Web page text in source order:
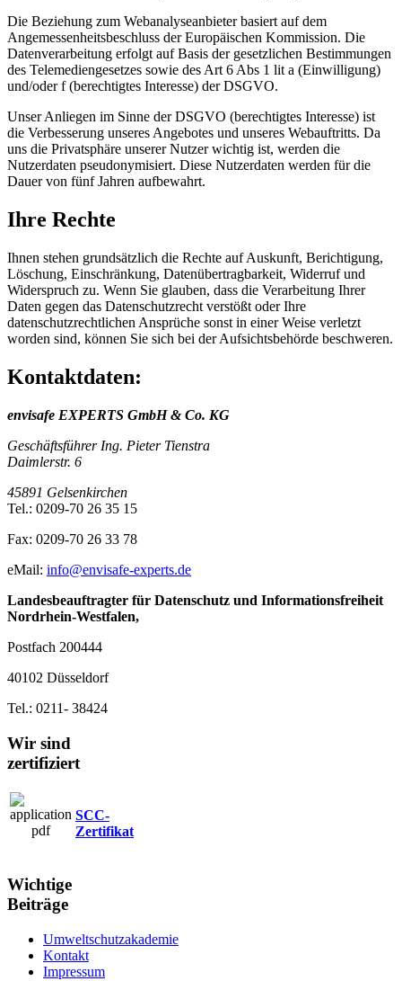
Die Beziehung zum Webanalyseanbieter basiert auf dem
Angemessenheitsbeschluss der Europäischen Kommission. Die
Datenverarbeitung erfolgt auf Basis der gesetzlichen Bestimmungen
des Telemediengesetzes sowie des Art 6 Abs 1 lit a (Einwilligung)
und/oder f (berechtigtes Interesse) der DSGVO.
Unser Anliegen im Sinne der DSGVO (berechtigtes Interesse) ist
die Verbesserung unseres Angebotes und unseres Webauftritts. Da
uns die Privatsphäre unserer Nutzer wichtig ist, werden die
Nutzerdaten pseudonymisiert. Diese Nutzerdaten werden für die
Dauer von fünf Jahren aufbewahrt.
Ihre Rechte
Ihnen stehen grundsätzlich die Rechte auf Auskunft, Berichtigung,
Löschung, Einschränkung, Datenübertragbarkeit, Widerruf und
Widerspruch zu. Wenn Sie glauben, dass die Verarbeitung Ihrer
Daten gegen das Datenschutzrecht verstößt oder Ihre
datenschutzrechtlichen Ansprüche sonst in einer Weise verletzt
worden sind, können Sie sich bei der Aufsichtsbehörde beschweren.
Kontaktdaten:
envisafe EXPERTS GmbH & Co. KG
Geschäftsführer Ing. Pieter Tienstra
Daimlerstr. 6
45891 Gelsenkirchen
Tel.: 0209-70 26 35 15
Fax: 0209-70 26 33 78
eMail: info@envisafe‐experts.de
Landesbeauftragter für Datenschutz und Informationsfreiheit
Nordrhein‐Westfalen,
Postfach 200444
40102 Düsseldorf
Tel.: 0211‐ 38424
Wir sind
zertifiziert
SCC-
Zertifikat
Wichtige
Beiträge
Umweltschutzakademie
Kontakt
Impressum